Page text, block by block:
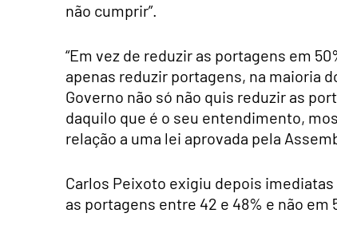
não cumprir”.
“Em vez de reduzir as portagens em
apenas reduzir portagens, na maioria
Governo não só não quis reduzir as
daquilo que é o seu entendimento,
relação a uma lei aprovada pela
Carlos Peixoto exigiu depois
as portagens entre 42 e 48% e não em